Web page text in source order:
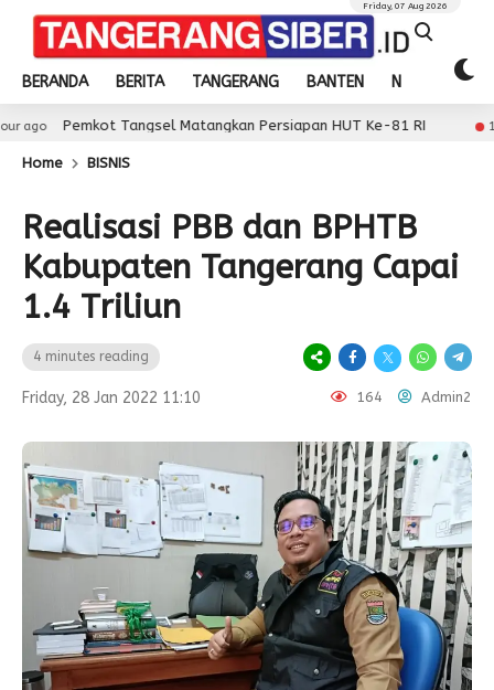
BERANDA BERITA TANGERANG BANTEN NASIONAL
Friday, 07 Aug 2026
Tangsel Matangkan Persiapan HUT Ke-81 RI 17 hour ago
Home BISNIS
Realisasi PBB dan BPHTB
Kabupaten Tangerang Capai
1.4 Triliun
4 minutes reading
Friday, 28 Jan 2022 11:10 164 Admin2